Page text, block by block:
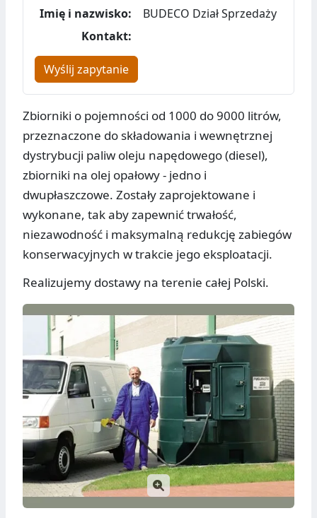
Imię i nazwisko:
BUDECO Dział Sprzedaży
Kontakt:
Wyślij zapytanie
Zbiorniki o pojemności od 1000 do 9000 litrów,
przeznaczone do składowania i wewnętrznej
dystrybucji paliw oleju napędowego (diesel),
zbiorniki na olej opałowy - jedno i
dwupłaszczowe. Zostały zaprojektowane i
wykonane, tak aby zapewnić trwałość,
niezawodność i maksymalną redukcję zabiegów
konserwacyjnych w trakcie jego eksploatacji.
Realizujemy dostawy na terenie całej Polski.